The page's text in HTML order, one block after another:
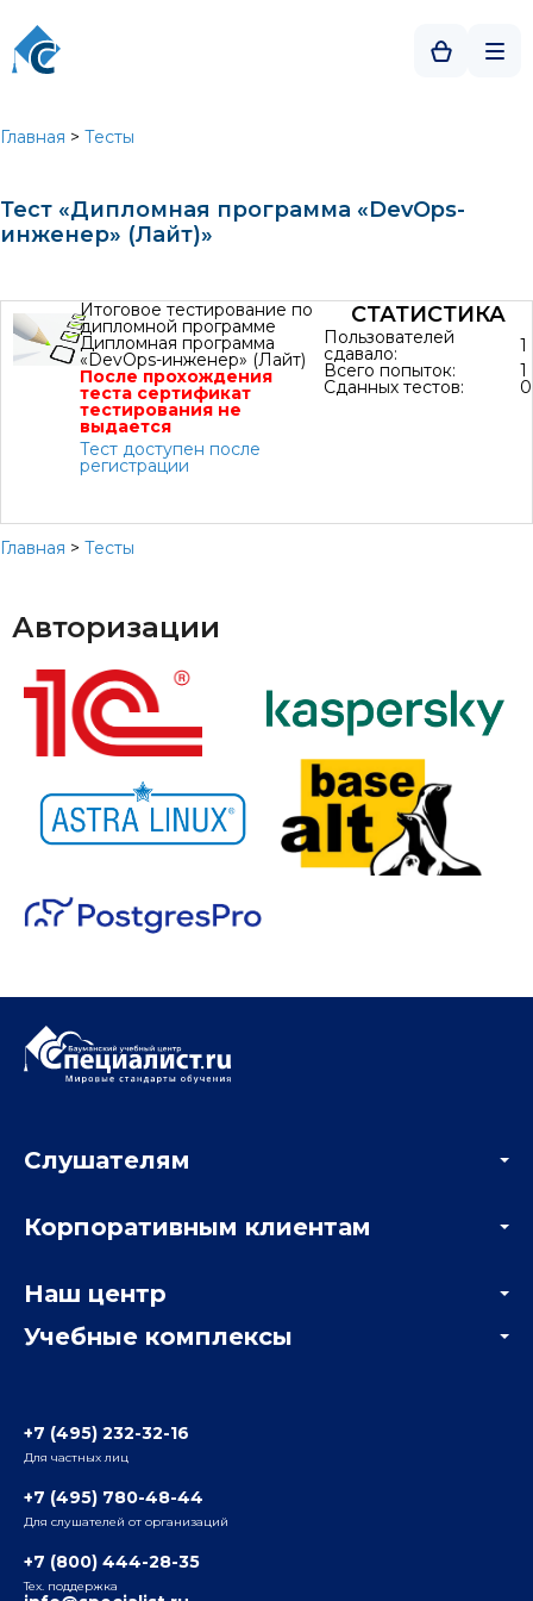
Главная > Тесты
Тест «Дипломная программа «DevOps-
инженер» (Лайт)»
Итоговое тестирование по
дипломной программе
Дипломная программа
«DevOps-инженер» (Лайт)
После прохождения
теста сертификат
тестирования не
выдается
Тест доступен после
регистрации
СТАТИСТИКА
Пользователей
сдавало:
1
Всего попыток:
1
Сданных тестов: 0
Главная > Тесты
Авторизации
Учебные комплексы
Радио
ул. Радио, д.24, корпус 1, 2-й подъезд, 2-й этаж
ул. Воронцовская, д. 35Б, корп.2, 5-й этаж
Слушателям
Мастер-классы и вебинары
Корпоративным клиентам
Отзывы компаний
Наш центр
Информация о центре
+7 (495) 232-32-16
Для частных лиц
+7 (495) 780-48-44
Для слушателей от организаций
+7 (800) 444-28-35
Тех. поддержка